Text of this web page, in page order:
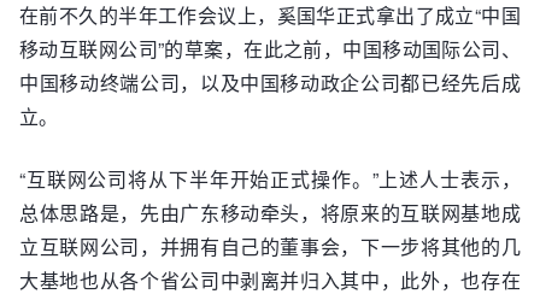
在前不久的半年工作会议上，奚国华正式拿出了成立“中国
移动互联网公司”的草案，在此之前，中国移动国际公司、
中国移动终端公司，以及中国移动政企公司都已经先后成
立。
“互联网公司将从下半年开始正式操作。”上述人士表示，
总体思路是，先由广东移动牵头，将原来的互联网基地成
立互联网公司，并拥有自己的董事会，下一步将其他的几
大基地也从各个省公司中剥离并归入其中，此外，也存在